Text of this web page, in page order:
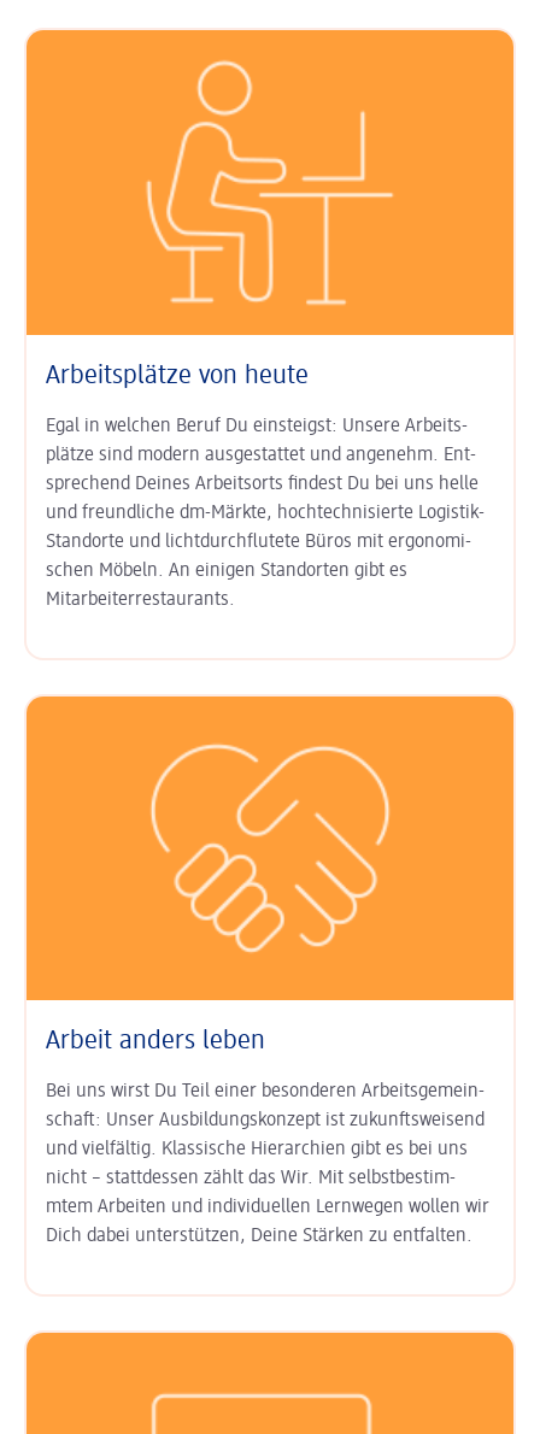
Arbeitsplätze von heute
Egal in welchen Beruf Du einsteigst: Unsere Arbeits­
plätze sind modern aus­gestattet und angenehm. Ent­
sprechend Deines Arbeits­orts findest Du bei uns helle
und freund­liche dm-Märkte, hoch­technisierte Logistik-
Standorte und licht­durchflutete Büros mit ergo­nomi­
schen Möbeln. An einigen Stand­orten gibt es
Mitarbeiter­restaurants.
Arbeit anders leben
Bei uns wirst Du Teil einer besonderen Arbeits­gemein­
schaft: Unser Aus­bildungs­konzept ist zukunfts­weisend
und vielfältig. Klas­sische Hierarchien gibt es bei uns
nicht – statt­dessen zählt das Wir. Mit selbst­bestim­
mtem Arbeiten und indi­viduel­len Lern­wegen wollen wir
Dich dabei unter­stützen, Deine Stärken zu entfalten.